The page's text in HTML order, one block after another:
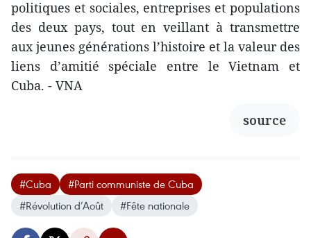
politiques et sociales, entreprises et populations
des deux pays, tout en veillant à transmettre
aux jeunes générations l’histoire et la valeur des
liens d’amitié spéciale entre le Vietnam et
Cuba. - VNA
source
#Cuba
#Parti communiste de Cuba
#Révolution d’Août
#Fête nationale